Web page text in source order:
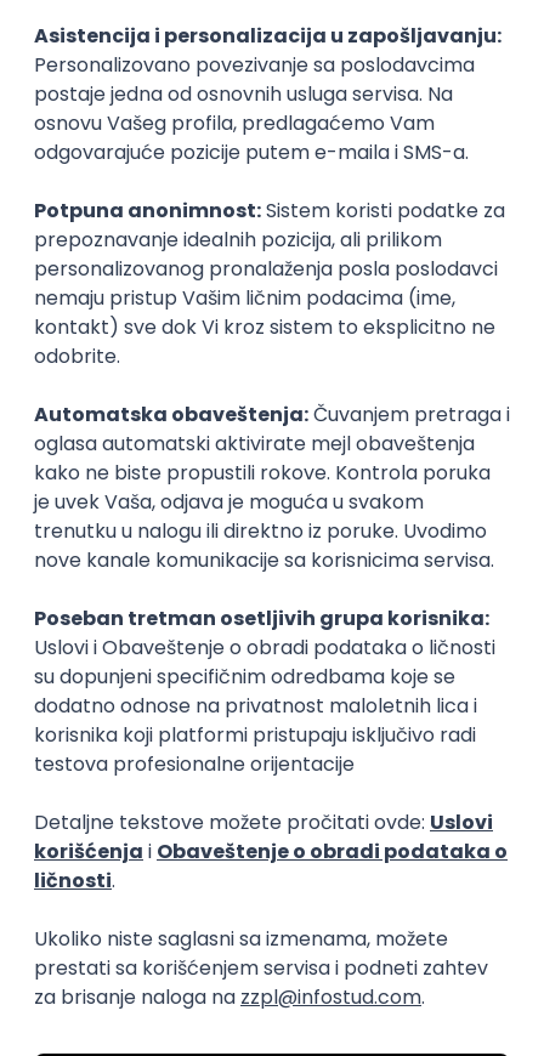
@
POSLOVI NA MAIL
KATEGORIJA
TEHNOLOGIJA
POSLODAVAC
GRAD
SENIORITET
NAČIN RADA
Najnoviji poslovi svakog dana u tvom
inboxu
Prijavi se
QA Engineer - Join Our Talent
Community in Serbia
IGT D&B d.o.o.
3.7
Beograd
21.08.2026.
Embedded
Istaknuti poslodavci
Okupljamo IT zajednicu, podižemo